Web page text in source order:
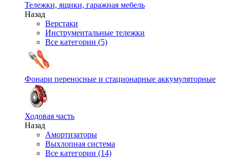
Тележки, ящики, гаражная мебель
Назад
Верстаки
Инструментальные тележки
Все категории (5)
Фонари переносные и стационарные аккумуляторные
Ходовая часть
Назад
Амортизаторы
Выхлопная система
Все категории (14)